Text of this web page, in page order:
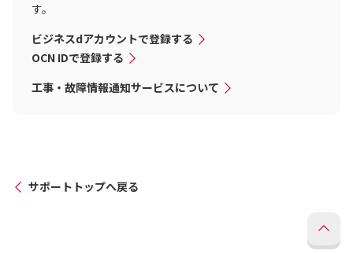
す。
ビジネスdアカウントで登録する
OCN IDで登録する
工事・故障情報通知サービスについて
サポートトップへ戻る